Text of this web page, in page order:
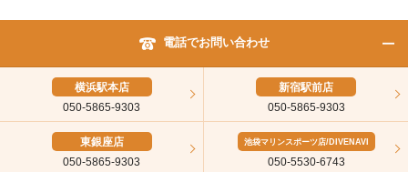
電話でお問い合わせ
横浜駅本店
050-5865-9303
新宿駅前店
050-5865-9303
東銀座店
050-5865-9303
池袋マリンスポーツ店/DIVENAVI
050-5530-6743